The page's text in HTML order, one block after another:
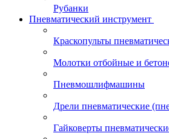
Рубанки
Пневматический инструмент
Краскопульты
Молотки отбойные и
Пневмошлифмашины
Дрели пневматические
Гайковерты